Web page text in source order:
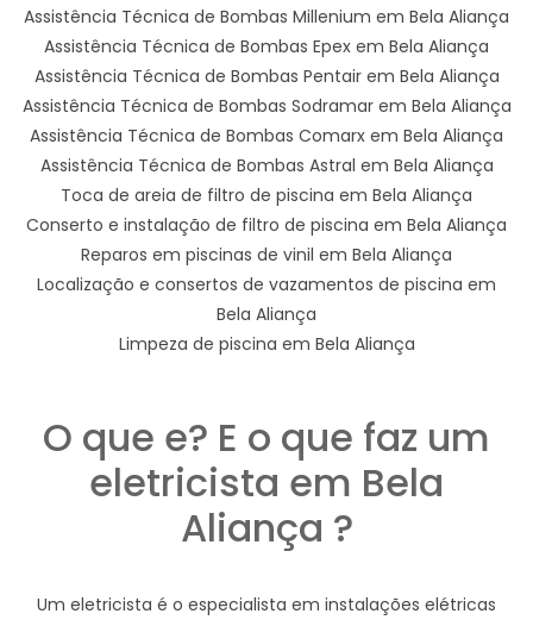
Assistência Técnica de Bombas Millenium em Bela Aliança
Assistência Técnica de Bombas Epex em Bela Aliança
Assistência Técnica de Bombas Pentair em Bela Aliança
Assistência Técnica de Bombas Sodramar em Bela Aliança
Assistência Técnica de Bombas Comarx em Bela Aliança
Assistência Técnica de Bombas Astral em Bela Aliança
Toca de areia de filtro de piscina em Bela Aliança
Conserto e instalação de filtro de piscina em Bela Aliança
Reparos em piscinas de vinil em Bela Aliança
Localização e consertos de vazamentos de piscina em
Bela Aliança
Limpeza de piscina em Bela Aliança
O que e? E o que faz um
eletricista em Bela
Aliança ?
Um eletricista é o especialista em instalações elétricas